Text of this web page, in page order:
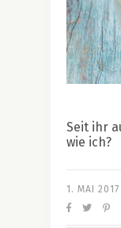
Seit ihr
wie ich?
1. MAI 2017